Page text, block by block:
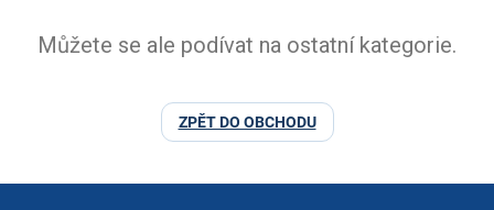
Můžete se ale podívat na ostatní kategorie.
ZPĚT DO OBCHODU